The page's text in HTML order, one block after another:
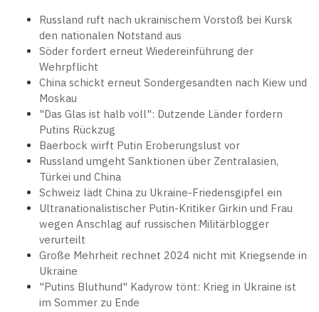
Russland ruft nach ukrainischem Vorstoß bei Kursk
den nationalen Notstand aus
Söder fordert erneut Wiedereinführung der
Wehrpflicht
China schickt erneut Sondergesandten nach Kiew und
Moskau
"Das Glas ist halb voll": Dutzende Länder fordern
Putins Rückzug
Baerbock wirft Putin Eroberungslust vor
Russland umgeht Sanktionen über Zentralasien,
Türkei und China
Schweiz lädt China zu Ukraine-Friedensgipfel ein
Ultranationalistischer Putin-Kritiker Girkin und Frau
wegen Anschlag auf russischen Militärblogger
verurteilt
Große Mehrheit rechnet 2024 nicht mit Kriegsende in
Ukraine
"Putins Bluthund" Kadyrow tönt: Krieg in Ukraine ist
im Sommer zu Ende